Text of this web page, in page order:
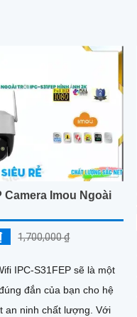
Camera Imou Ngoài
1,700,000 ₫
IPC-S31FEP sẽ là một
đắn của bạn cho hệ
an ninh chất lượng. Với